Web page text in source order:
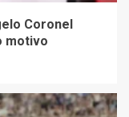
Coronel
motivo